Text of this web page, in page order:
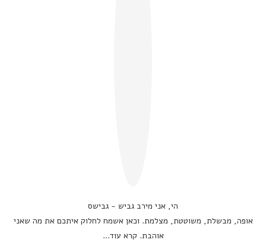
הי, אני מירב גביש - גבישס
אופה, מבשלת, משוטטת, מצלמת. וכאן אשמח לחלוק איתכם את מה שאני
אוהבת. קרא עוד...